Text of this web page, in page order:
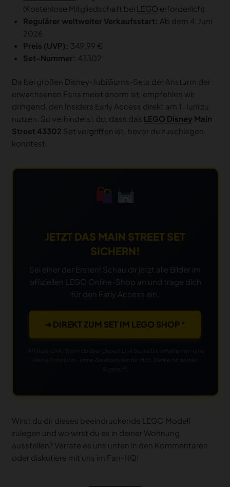
(Kostenlose Mitgliedschaft bei
LEGO erforderlich)
Regulärer weltweiter Verkaufsstart: Ab dem 4. Juni
2026
Preis (UVP): 349,99 €
Set-Nummer: 43302
Da bei großen Disney-Jubiläums-Sets der Ansturm der
erwachsenen Fans meist enorm ist, empfehlen wir
dringend, den Insiders Early Access direkt am 1. Juni zu
nutzen. So verhinderst du, dass das LEGO Disney Main
Street 43302 Set vergriffen ist, bevor du zuschlagen
konntest.
JETZT DAS MAIN STREET SET
SICHERN!
Sei einer der Ersten! Schau dir jetzt alle Bilder im
offiziellen LEGO Online-Shop an und trage dich
für den Early Access ein.
➔ DIREKT ZUM SET IM LEGO SHOP
Wirst du dir dieses beeindruckende LEGO Modell
zulegen und wo wirst du es in deiner Wohnung
ausstellen? Verrate es uns unten in den Kommentaren
oder diskutiere mit uns im Fan-HQ!